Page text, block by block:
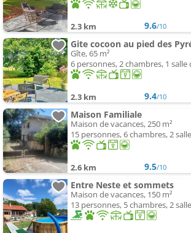
2.3 km 9.6/10
Gite cocoon au pied des
Gîte, 65 m²
6 personnes, 2 chambres, 1 salle
2.3 km 9.4/10
Maison Familiale
Maison de vacances, 250 m²
15 personnes, 6 chambres, 2
2.6 km 9.5/10
Entre Neste et sommets
Maison de vacances, 150 m²
13 personnes, 5 chambres, 2